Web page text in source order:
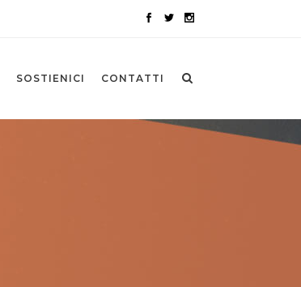
SOSTIENICI CONTATTI